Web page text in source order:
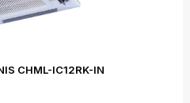
CHML-IC12RK-IN